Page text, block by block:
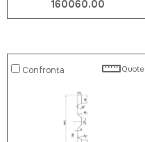
160060.00
Confronta Quote